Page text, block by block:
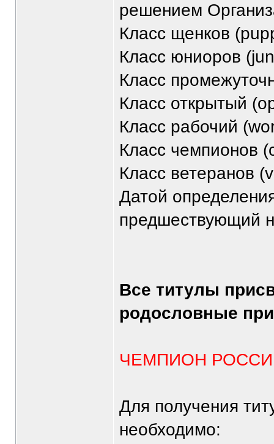
решением
Класс щенков
Класс юниоров
Класс
Класс открытый
Класс рабочий
Класс чемпионов
Класс ветеранов
Датой
предшествующий
Все титулы
родословные
ЧЕМПИОН
Для получения
необходимо: